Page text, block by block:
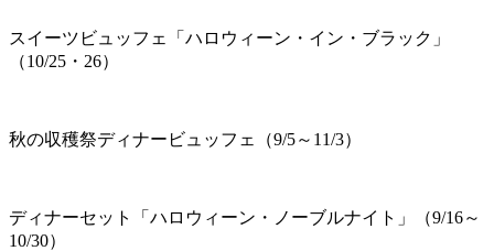
スイーツビュッフェ「ハロウィーン・イン・ブラック」
（10/25・26）
秋の収穫祭ディナービュッフェ（9/5～11/3）
ディナーセット「ハロウィーン・ノーブルナイト」（9/16～
10/30）